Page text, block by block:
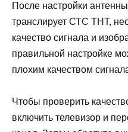
После настройки
транслирует СТС ТНТ,
качество сигнала и
правильной настройке
плохим качеством
Чтобы проверить
включить телевизор и